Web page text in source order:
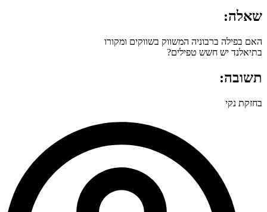
שאלה:
האם בפילה ברבוניה המשווק בשווקים ומקורו
בתיאלנד יש חשש טפילים?
תשובה:
בחזקת נקי